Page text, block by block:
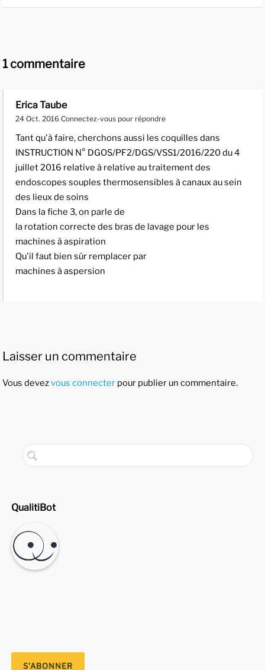
1 commentaire
Erica Taube
24 Oct. 2016 Connectez-vous pour répondre
Tant qu'à faire, cherchons aussi les coquilles dans
INSTRUCTION N° DGOS/PF2/DGS/VSS1/2016/220 du 4
juillet 2016 relative à relative au traitement des
endoscopes souples thermosensibles à canaux au sein
des lieux de soins
Dans la fiche 3, on parle de
la rotation correcte des bras de lavage pour les
machines à aspiration
Qu'il faut bien sûr remplacer par
machines à aspersion
Laisser un commentaire
Vous devezvous connecter pour publier un commentaire.
QualitiBot